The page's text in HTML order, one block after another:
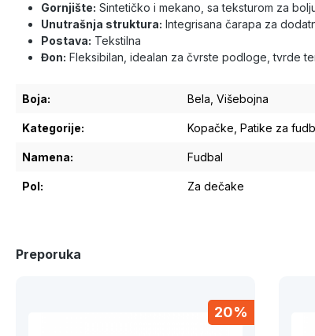
Gornjište: Sintetičko i mekano, sa teksturom za
Unutrašnja struktura: Integrisana čarapa za
Postava: Tekstilna
Đon: Fleksibilan, idealan za čvrste podloge, tvrde
Boja: Bela , Višebojna
Kategorije: Kopačke , Patike za
Namena: Fudbal
Pol: Za dečake
Preporuka
20%